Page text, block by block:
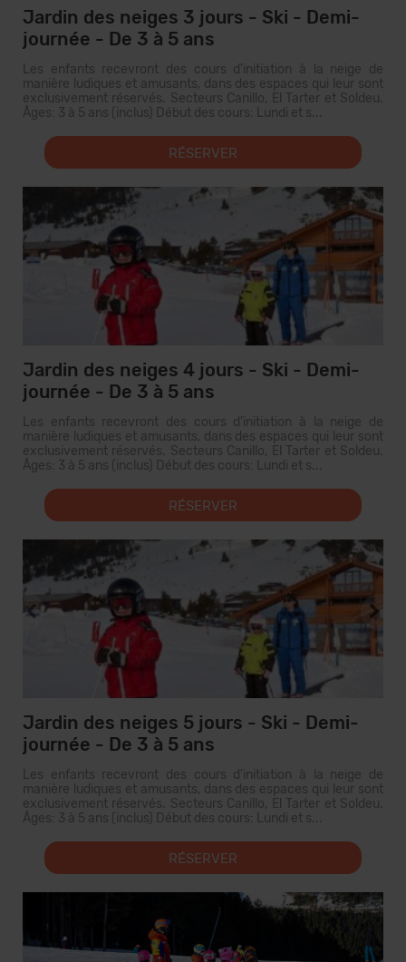
Jardin des neiges 3 jours - Ski - Demi-
journée - De 3 à 5 ans
Les enfants recevront des cours d'initiation à la neige de
manière ludiques et amusants, dans des espaces qui leur sont
exclusivement réservés. Secteurs Canillo, El Tarter et Soldeu.
Âges: 3 à 5 ans (inclus) Début des cours: Lundi et s...
RÉSERVER
Jardin des neiges 4 jours - Ski - Demi-
journée - De 3 à 5 ans
Les enfants recevront des cours d'initiation à la neige de
manière ludiques et amusants, dans des espaces qui leur sont
exclusivement réservés. Secteurs Canillo, El Tarter et Soldeu.
Âges: 3 à 5 ans (inclus) Début des cours: Lundi et s...
RÉSERVER
Jardin des neiges 5 jours - Ski - Demi-
journée - De 3 à 5 ans
Les enfants recevront des cours d'initiation à la neige de
manière ludiques et amusants, dans des espaces qui leur sont
exclusivement réservés. Secteurs Canillo, El Tarter et Soldeu.
Âges: 3 à 5 ans (inclus) Début des cours: Lundi et s...
RÉSERVER